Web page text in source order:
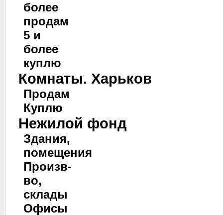
более
продам
5 и
более
куплю
Комнаты. Харьков
Продам
Куплю
Нежилой фонд
Здания,
помещения
Произв-
во,
склады
Офисы